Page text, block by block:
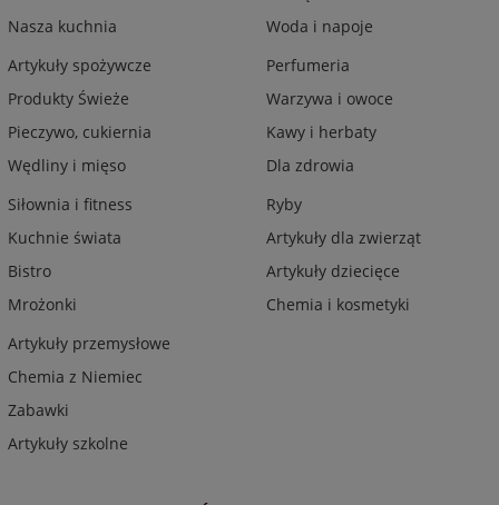
Nasza kuchnia
Woda i napoje
Artykuły spożywcze
Produkty Świeże
Pieczywo, cukiernia
Wędliny i mięso
Perfumeria
Warzywa i owoce
Kawy i herbaty
Dla zdrowia
Siłownia i fitness
Kuchnie świata
Bistro
Mrożonki
Ryby
Artykuły dla zwierząt
Artykuły dziecięce
Chemia i kosmetyki
Artykuły przemysłowe
Chemia z Niemiec
Zabawki
Artykuły szkolne